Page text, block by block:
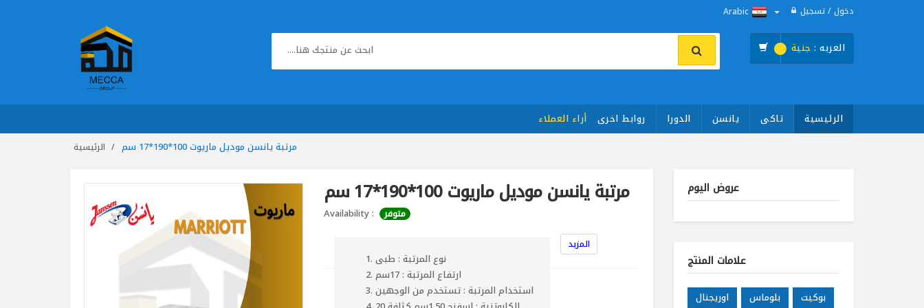
دخول / تسجيل Arabic
العربه : جنية
أراء العملاء روابط اخرى الدورا يانسن تاكى الرئيسية
الرئيسية مرتبة يانسن موديل ماريوت 100*190*17 سم
مرتبة يانسن موديل ماريوت 100*190*17 سم
Availability : متوفر
نوع المرتبة : طبى
ارتفاع المرتبة : 17سم
استخدام المرتبة : تستخدم من الوجهين
المزيد
عروض اليوم
علامات المنتج
اوريجنال بلوماس
بوكيت